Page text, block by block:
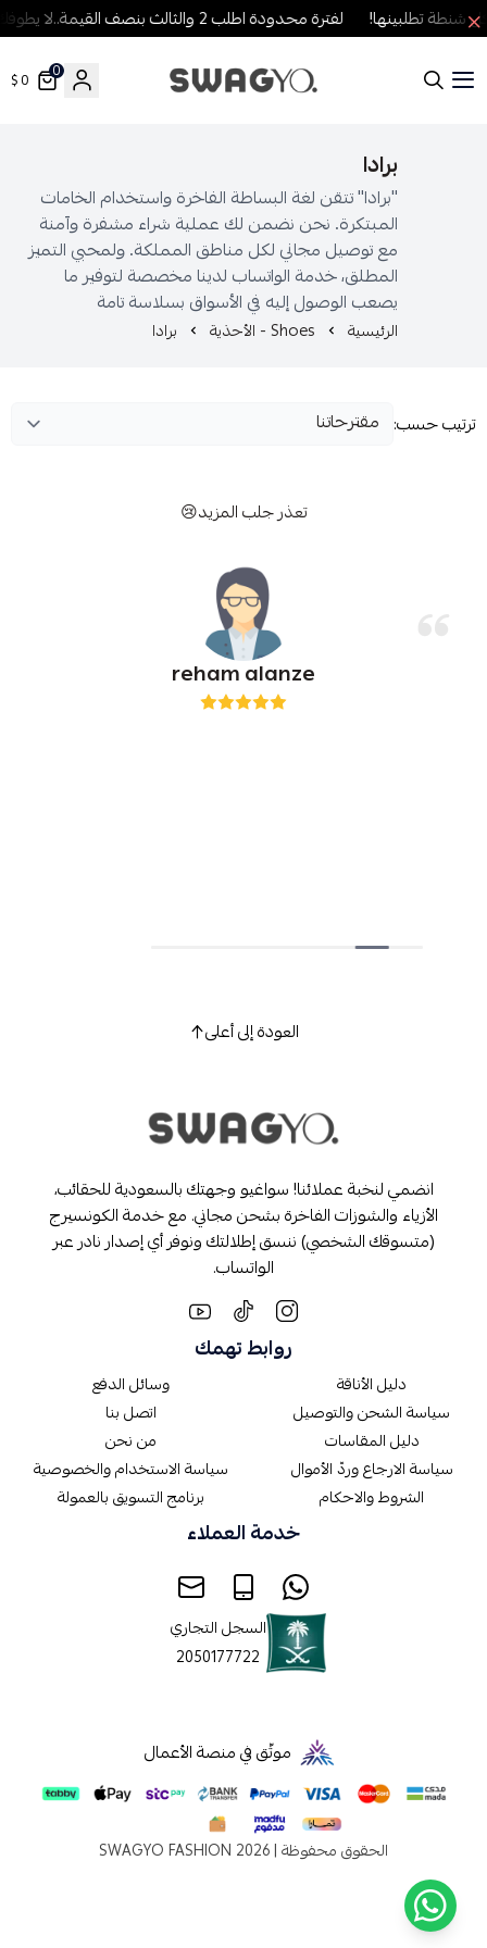
تطلبينها! لفترة محدودة اطلب 2 والثالث بنصف القيمة..لا يطوفك العرض!
SWAGYO FASHION
0 $
برادا
"برادا" تتقن لغة البساطة الفاخرة واستخدام الخامات
المبتكرة. نحن نضمن لك عملية شراء مشفرة وآمنة
مع توصيل مجاني لكل مناطق المملكة. ولمحبي التميز
المطلق، خدمة الواتساب لدينا مخصصة لتوفير ما
يصعب الوصول إليه في الأسواق بسلاسة تامة
الرئيسية Shoes - الأحذية برادا
حسب:
تعذر جلب المزيد😢
reham alanze
العودة إلى أعلى
انضمي لنخبة عملائنا! سواغيو وجهتك بالسعودية للحقائب،
الأزياء والشوزات الفاخرة بشحن مجاني. مع خدمة الكونسيرج
(متسوقك الشخصي) ننسق إطلالتك ونوفر أي إصدار نادر عبر
الواتساب.
روابط تهمك
دليل الأناقة
سياسة الشحن والتوصيل
دليل المقاسات
سياسة الارجاع وردّ الأموال
الشروط والاحكام
وسائل الدفع
اتصل بنا
من نحن
سياسة الاستخدام والخصوصية
برنامج التسويق بالعمولة
خدمة العملاء
السجل التجاري
2050177722
موثّق في منصة الأعمال
الحقوق محفوظة | 2026 SWAGYO FASHION